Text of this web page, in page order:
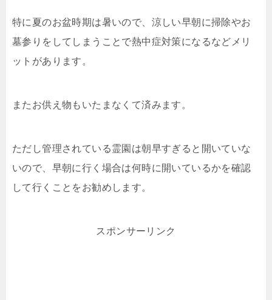
特に夏のお盆時期は暑いので、涼しい早朝に掃除やお
墓参りをしてしまうことで熱中症対策になるなどメリ
ットがあります。
またお供え物もいたまなくて済みます。
ただし管理されている霊園は朝早すぎると開いていな
いので、早朝に行く場合は何時に開いているかを確認
して行くことをお勧めします。
スポンサーリンク